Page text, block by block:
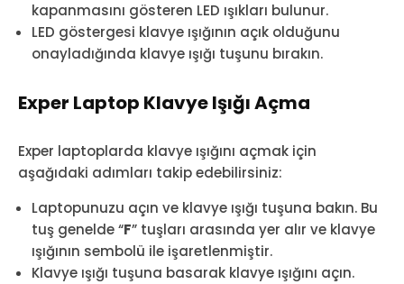
kapanmasını gösteren LED ışıkları bulunur.
LED göstergesi klavye ışığının açık olduğunu
onayladığında klavye ışığı tuşunu bırakın.
Exper Laptop Klavye Işığı Açma
Exper laptoplarda klavye ışığını açmak için
aşağıdaki adımları takip edebilirsiniz:
Laptopunuzu açın ve klavye ışığı tuşuna bakın. Bu
tuş genelde “F” tuşları arasında yer alır ve klavye
ışığının sembolü ile işaretlenmiştir.
Klavye ışığı tuşuna basarak klavye ışığını açın.